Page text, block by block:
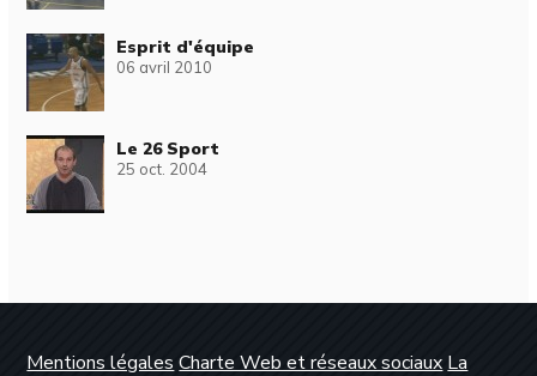
Esprit d'équipe
06 avril 2010
Le 26 Sport
25 oct. 2004
Mentions légales Charte Web et réseaux sociaux La